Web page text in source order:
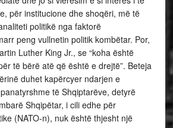
për institucione dhe shoqëri, më të
politikë nga faktorë
peng vullnetin politik kombëtar. Por,
Luther King Jr., se “koha është
të bërë atë që është e drejtë”. Beteja
duhet kapërcyer ndarjen e
të Shqiptarëve, detyrë
Shqipëtar, i cili edhe për
(NATO-n), nuk është thjesht një